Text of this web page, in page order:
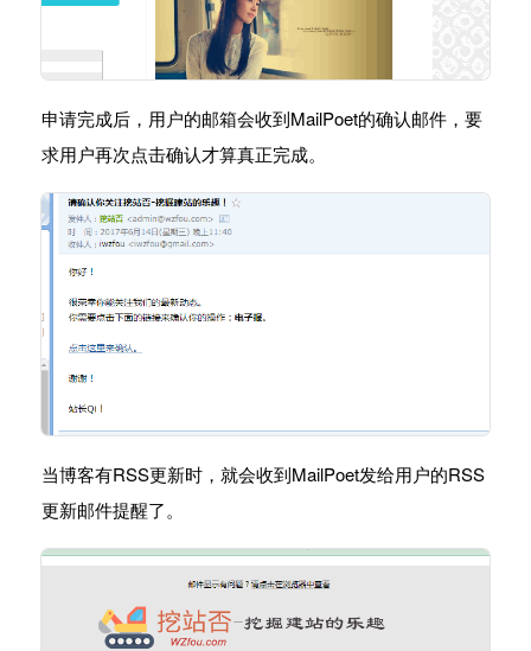
申请完成后，用户的邮箱会收到MailPoet的确认邮件，要
求用户再次点击确认才算真正完成。
当博客有RSS更新时，就会收到MailPoet发给用户的RSS
更新邮件提醒了。